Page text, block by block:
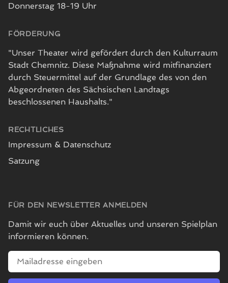
Donnerstag 18-19 Uhr
FÖRDERUNG
"Unser Theater wird gefördert durch den Kulturraum
Stadt Chemnitz. Diese Maßnahme wird mitfinanziert
durch Steuermittel auf der Grundlage des von den
Abgeordneten des Sächsischen Landtags
beschlossenen Haushalts."
RECHTLICHES
Impressum & Datenschutz
Satzung
FÜR DEN NEWSLETTER ANMELDEN
Damit wir euch über Aktuelles und unseren Spielplan
informieren können.
E-Mailadresse